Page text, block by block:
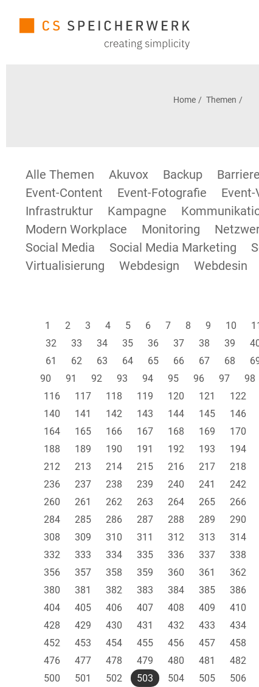
Home Themen
Alle Themen Akuvox Backup
Event-Content
Event-Fotografie
Infrastruktur
Kampagne
Modern Workplace
Monitoring
Social Media
Social Media Marketing
Virtualisierung
Webdesign Webdesin
1 2 3 4 5 6 7 8 9 10
32
33 34 35 36 37 38 39
61
62 63 64 65 66 67 68
90
91 92 93 94 95 96 97 98
116
117 118 119 120 121 122
140
141 142 143 144 145 146
164
165 166 167 168 169 170
188
189 190 191 192 193 194
212
213 214 215 216 217 218
236
237 238 239 240 241 242
260
261 262 263 264 265 266
284
285 286 287 288 289 290
308
309 310 311 312 313 314
332
333 334 335 336 337 338
356
357 358 359 360 361 362
380
381 382 383 384 385 386
404
405 406 407 408 409 410
428
429 430 431 432 433 434
452
453 454 455 456 457 458
476
477 478 479 480 481 482
500
501 502 503 504 505 506